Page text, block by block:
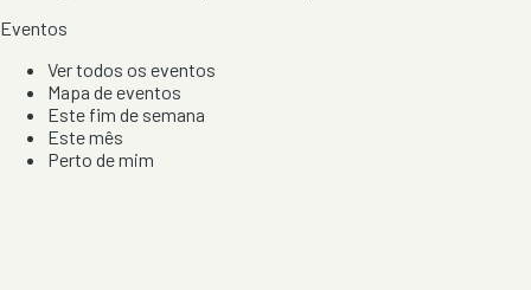
Eventos
Ver todos os eventos
Mapa de eventos
Este fim de semana
Este mês
Perto de mim